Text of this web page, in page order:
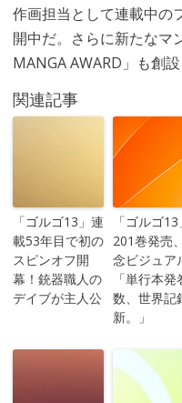
作画担当として連載中の
開中だ。さらに新たなマ
MANGA AWARD」も創設
関連記事
「ゴルゴ13」連
載53年目で初の
スピンオフ開
幕！銃器職人の
デイブが主人公
「ゴルゴ13
201巻発売
念ビジュア
「単行本発
数、世界記
新。」